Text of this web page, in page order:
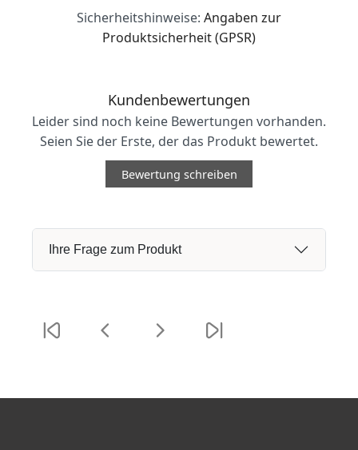
Sicherheitshinweise: Angaben zur
Produktsicherheit (GPSR)
Kundenbewertungen
Leider sind noch keine Bewertungen vorhanden.
Seien Sie der Erste, der das Produkt bewertet.
Bewertung schreiben
Ihre Frage zum Produkt